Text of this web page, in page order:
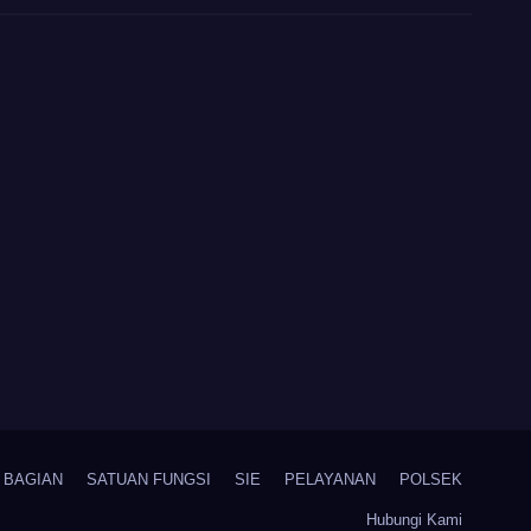
BAGIAN SATUAN FUNGSI SIE PELAYANAN POLSEK
Hubungi Kami